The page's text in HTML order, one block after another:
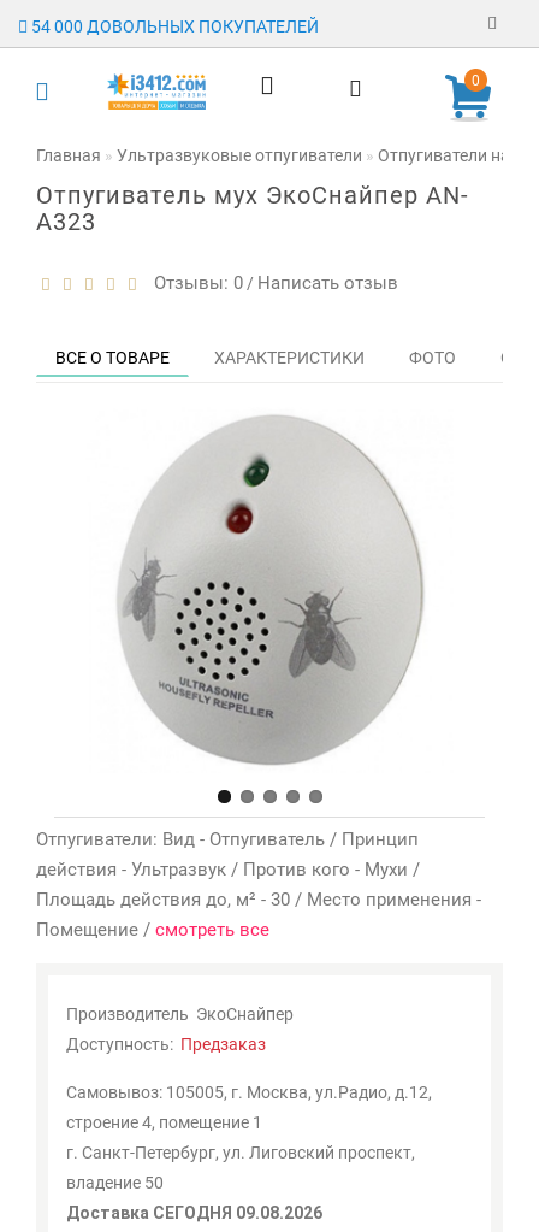
54 000 ДОВОЛЬНЫХ ПОКУПАТЕЛЕЙ
Регистрация
Гарантия
Оплата
Контакты
закладки
Сравнение
товаров
0
Главная Ультразвуковые отпугиватели Отпугиватели
Отпугиватель мух ЭкоСнайпер AN-
A323
Отзывы: 0 / Написать отзыв
ВСЕ О ТОВАРЕ ХАРАКТЕРИСТИКИ ФОТО
Отпугиватели: Вид - Отпугиватель / Принцип
действия - Ультразвук / Против кого - Мухи /
Площадь действия до, м² - 30 / Место применения -
Помещение / смотреть все
Производитель ЭкоСнайпер
Доступность: Предзаказ
Самовывоз: 105005, г. Москва, ул.Радио, д.12,
строение 4, помещение 1
г. Санкт-Петербург, ул. Лиговский проспект,
владение 50
Доставка СЕГОДНЯ 09.08.2026